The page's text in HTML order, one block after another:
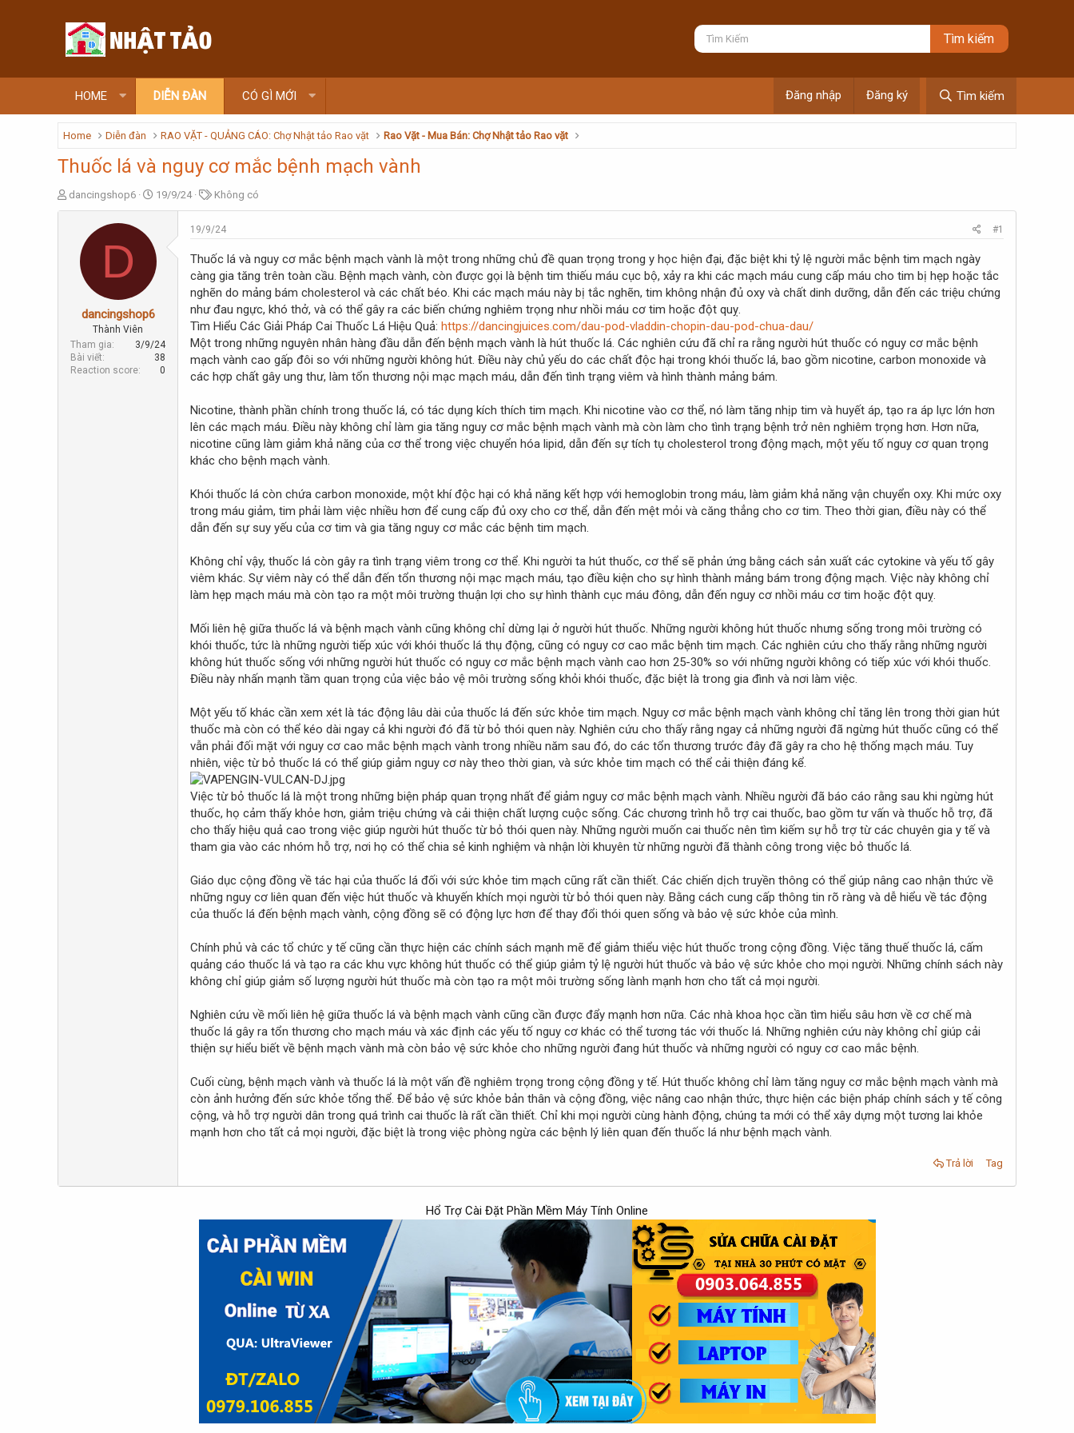
HOME DIỄN ĐÀN CÓ GÌ MỚI Đăng nhập Đăng ký Tìm kiếm
Home Diễn đàn RAO VẶT - QUẢNG CÁO: Chợ Nhật tảo Rao vặt Rao Vặt - Mua Bán: Chợ Nhật tảo Rao vặt
Thuốc lá và nguy cơ mắc bệnh mạch vành
T
h
t
e
dancingshop6
N
g
g
ử
19/9/24
T
ừ
k
ó
a
Không có
D
dancingshop6
Thành Viên
Tham gia
3/9/24
Bài viết
38
Reaction score
0
19/9/24 #1
Thuốc lá và nguy cơ mắc bệnh mạch vành là một trong những chủ đề quan trọng trong y học hiện đại, đặc biệt khi tỷ lệ người mắc bệnh tim mạch ngày
càng gia tăng trên toàn cầu. Bệnh mạch vành, còn được gọi là bệnh tim thiếu máu cục bộ, xảy ra khi các mạch máu cung cấp máu cho tim bị hẹp hoặc tắc
nghẽn do mảng bám cholesterol và các chất béo. Khi các mạch máu này bị tắc nghẽn, tim không nhận đủ oxy và chất dinh dưỡng, dẫn đến các triệu chứng
như đau ngực, khó thở, và có thể gây ra các biến chứng nghiêm trọng như nhồi máu cơ tim hoặc đột quỵ.
Tìm Hiểu Các Giải Pháp Cai Thuốc Lá Hiệu Quả: https://dancingjuices.com/dau-pod-vladdin-chopin-dau-pod-chua-dau/
Một trong những nguyên nhân hàng đầu dẫn đến bệnh mạch vành là hút thuốc lá. Các nghiên cứu đã chỉ ra rằng người hút thuốc có nguy cơ mắc bệnh
mạch vành cao gấp đôi so với những người không hút. Điều này chủ yếu do các chất độc hại trong khói thuốc lá, bao gồm nicotine, carbon monoxide và
các hợp chất gây ung thư, làm tổn thương nội mạc mạch máu, dẫn đến tình trạng viêm và hình thành mảng bám.
Nicotine, thành phần chính trong thuốc lá, có tác dụng kích thích tim mạch. Khi nicotine vào cơ thể, nó làm tăng nhịp tim và huyết áp, tạo ra áp lực lớn hơn
lên các mạch máu. Điều này không chỉ làm gia tăng nguy cơ mắc bệnh mạch vành mà còn làm cho tình trạng bệnh trở nên nghiêm trọng hơn. Hơn nữa,
nicotine cũng làm giảm khả năng của cơ thể trong việc chuyển hóa lipid, dẫn đến sự tích tụ cholesterol trong động mạch, một yếu tố nguy cơ quan trọng
khác cho bệnh mạch vành.
Khói thuốc lá còn chứa carbon monoxide, một khí độc hại có khả năng kết hợp với hemoglobin trong máu, làm giảm khả năng vận chuyển oxy. Khi mức oxy
trong máu giảm, tim phải làm việc nhiều hơn để cung cấp đủ oxy cho cơ thể, dẫn đến mệt mỏi và căng thẳng cho cơ tim. Theo thời gian, điều này có thể
dẫn đến sự suy yếu của cơ tim và gia tăng nguy cơ mắc các bệnh tim mạch.
Không chỉ vậy, thuốc lá còn gây ra tình trạng viêm trong cơ thể. Khi người ta hút thuốc, cơ thể sẽ phản ứng bằng cách sản xuất các cytokine và yếu tố gây
viêm khác. Sự viêm này có thể dẫn đến tổn thương nội mạc mạch máu, tạo điều kiện cho sự hình thành mảng bám trong động mạch. Việc này không chỉ
làm hẹp mạch máu mà còn tạo ra một môi trường thuận lợi cho sự hình thành cục máu đông, dẫn đến nguy cơ nhồi máu cơ tim hoặc đột quỵ.
Mối liên hệ giữa thuốc lá và bệnh mạch vành cũng không chỉ dừng lại ở người hút thuốc. Những người không hút thuốc nhưng sống trong môi trường có
khói thuốc, tức là những người tiếp xúc với khói thuốc lá thụ động, cũng có nguy cơ cao mắc bệnh tim mạch. Các nghiên cứu cho thấy rằng những người
không hút thuốc sống với những người hút thuốc có nguy cơ mắc bệnh mạch vành cao hơn 25-30% so với những người không có tiếp xúc với khói thuốc.
Điều này nhấn mạnh tầm quan trọng của việc bảo vệ môi trường sống khỏi khói thuốc, đặc biệt là trong gia đình và nơi làm việc.
Một yếu tố khác cần xem xét là tác động lâu dài của thuốc lá đến sức khỏe tim mạch. Nguy cơ mắc bệnh mạch vành không chỉ tăng lên trong thời gian hút
thuốc mà còn có thể kéo dài ngay cả khi người đó đã từ bỏ thói quen này. Nghiên cứu cho thấy rằng ngay cả những người đã ngừng hút thuốc cũng có thể
vẫn phải đối mặt với nguy cơ cao mắc bệnh mạch vành trong nhiều năm sau đó, do các tổn thương trước đây đã gây ra cho hệ thống mạch máu. Tuy
nhiên, việc từ bỏ thuốc lá có thể giúp giảm nguy cơ này theo thời gian, và sức khỏe tim mạch có thể cải thiện đáng kể.
Việc từ bỏ thuốc lá là một trong những biện pháp quan trọng nhất để giảm nguy cơ mắc bệnh mạch vành. Nhiều người đã báo cáo rằng sau khi ngừng hút
thuốc, họ cảm thấy khỏe hơn, giảm triệu chứng và cải thiện chất lượng cuộc sống. Các chương trình hỗ trợ cai thuốc, bao gồm tư vấn và thuốc hỗ trợ, đã
cho thấy hiệu quả cao trong việc giúp người hút thuốc từ bỏ thói quen này. Những người muốn cai thuốc nên tìm kiếm sự hỗ trợ từ các chuyên gia y tế và
tham gia vào các nhóm hỗ trợ, nơi họ có thể chia sẻ kinh nghiệm và nhận lời khuyên từ những người đã thành công trong việc bỏ thuốc lá.
Giáo dục cộng đồng về tác hại của thuốc lá đối với sức khỏe tim mạch cũng rất cần thiết. Các chiến dịch truyền thông có thể giúp nâng cao nhận thức về
những nguy cơ liên quan đến việc hút thuốc và khuyến khích mọi người từ bỏ thói quen này. Bằng cách cung cấp thông tin rõ ràng và dễ hiểu về tác động
của thuốc lá đến bệnh mạch vành, cộng đồng sẽ có động lực hơn để thay đổi thói quen sống và bảo vệ sức khỏe của mình.
Chính phủ và các tổ chức y tế cũng cần thực hiện các chính sách mạnh mẽ để giảm thiểu việc hút thuốc trong cộng đồng. Việc tăng thuế thuốc lá, cấm
quảng cáo thuốc lá và tạo ra các khu vực không hút thuốc có thể giúp giảm tỷ lệ người hút thuốc và bảo vệ sức khỏe cho mọi người. Những chính sách này
không chỉ giúp giảm số lượng người hút thuốc mà còn tạo ra một môi trường sống lành mạnh hơn cho tất cả mọi người.
Nghiên cứu về mối liên hệ giữa thuốc lá và bệnh mạch vành cũng cần được đẩy mạnh hơn nữa. Các nhà khoa học cần tìm hiểu sâu hơn về cơ chế mà
thuốc lá gây ra tổn thương cho mạch máu và xác định các yếu tố nguy cơ khác có thể tương tác với thuốc lá. Những nghiên cứu này không chỉ giúp cải
thiện sự hiểu biết về bệnh mạch vành mà còn bảo vệ sức khỏe cho những người đang hút thuốc và những người có nguy cơ cao mắc bệnh.
Cuối cùng, bệnh mạch vành và thuốc lá là một vấn đề nghiêm trọng trong cộng đồng y tế. Hút thuốc không chỉ làm tăng nguy cơ mắc bệnh mạch vành mà
còn ảnh hưởng đến sức khỏe tổng thể. Để bảo vệ sức khỏe bản thân và cộng đồng, việc nâng cao nhận thức, thực hiện các biện pháp chính sách y tế công
cộng, và hỗ trợ người dân trong quá trình cai thuốc là rất cần thiết. Chỉ khi mọi người cùng hành động, chúng ta mới có thể xây dựng một tương lai khỏe
mạnh hơn cho tất cả mọi người, đặc biệt là trong việc phòng ngừa các bệnh lý liên quan đến thuốc lá như bệnh mạch vành.
Trả lời Tag
Hổ Trợ Cài Đặt Phần Mềm Máy Tính Online